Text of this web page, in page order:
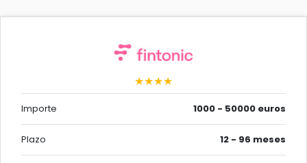
★★★★
Importe 1000 - 50000 euros
Plazo 12 - 96 meses